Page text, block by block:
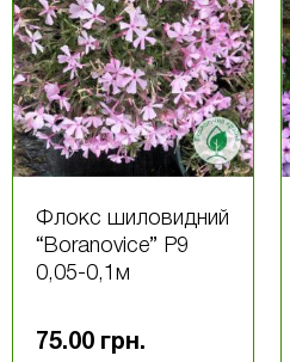
Флокс шиловидний
“Boranovice” Р9
0,05-0,1м
75.00 грн.